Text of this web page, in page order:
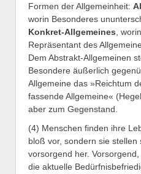
Formen der Allgemeinheit:
worin Besonderes
Konkret-Allgemeines,
Repräsentant des
Dem Abstrakt-Allgemeinen
Besondere äußerlich
Allgemeine das »Reichtum
fassende Allgemeine«
aber zum Gegenstand.
(4) Menschen finden ihre
bloß vor, sondern sie stellen
vorsorgend her.
die aktuelle